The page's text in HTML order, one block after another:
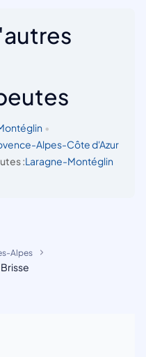
•
Alpes-Côte d'Azur
:Laragne-Montéglin
Alpes